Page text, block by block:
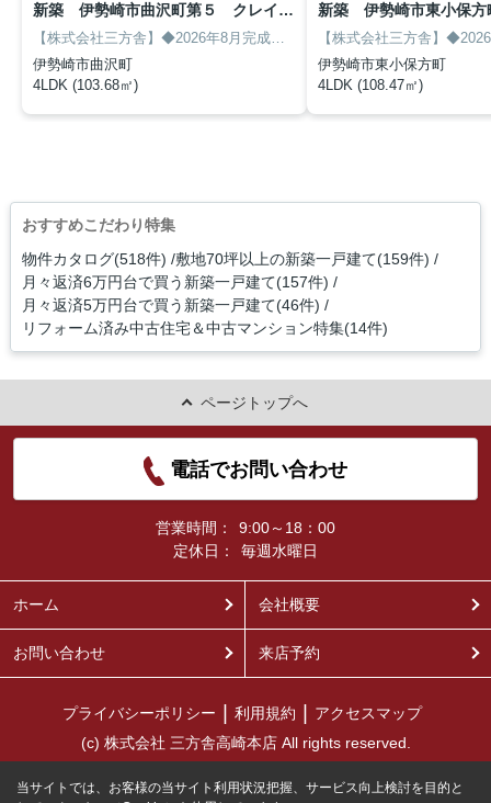
新築 伊勢崎市曲沢町第５ クレイドルガーデン １号棟
【株式会社三方舎】◆2026年8月完成予定！◆全4区画の新築建売分譲！◆フォリオ赤堀ショッピングセンター徒歩8分でお買い物に便利♪◆土地面積70坪以上！◆フラット35S融資対象物件！◆駐車スペース3台以上♪◆区画の整った閑静な住宅地♪
伊勢崎市曲沢町
4LDK (103.68㎡)
伊勢崎市東小保方町
4LDK (108.47㎡)
おすすめこだわり特集
物件カタログ(518件) 敷地70坪以上の新築一戸建て(159件)
月々返済6万円台で買う新築一戸建て(157件)
月々返済5万円台で買う新築一戸建て(46件)
リフォーム済み中古住宅＆中古マンション特集(14件)
ページトップへ
電話でお問い合わせ
営業時間：
9:00～18：00
定休日：
毎週水曜日
ホーム 会社概要
お問い合わせ 来店予約
プライバシーポリシー 利用規約
アクセスマップ
(c) 株式会社 三方舎高崎本店 All rights reserved.
当サイトでは、お客様の当サイト利用状況把握、サービス向上検討を目的と